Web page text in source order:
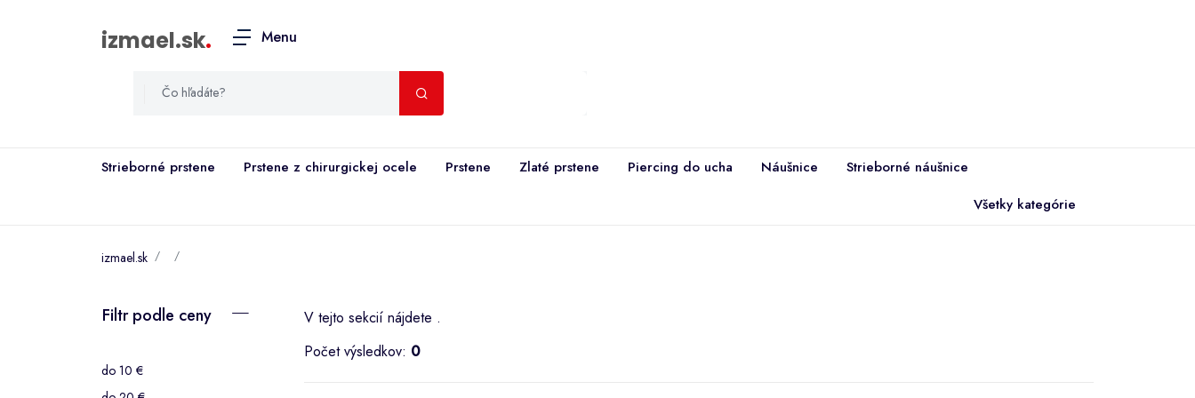
izmael.sk. Menu
Strieborné prstene Prstene z chirurgickej ocele Prstene Zlaté prstene Piercing do ucha Náušnice
Strieborné náušnice
Všetky kategórie
izmael.sk
Filtr podle ceny
do 10 €
V tejto sekcií nájdete .
Počet výsledkov: 0